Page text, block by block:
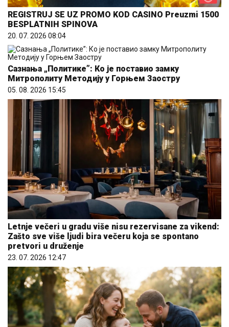
REGISTRUJ SE UZ PROMO KOD CASINO Preuzmi 1500
BESPLATNIH SPINOVA
20. 07. 2026 08:04
Сазнања „Политике”: Ко је поставио замку
Митрополиту Методију у Горњем Заостру
05. 08. 2026 15:45
Letnje večeri u gradu više nisu rezervisane za vikend:
Zašto sve više ljudi bira večeru koja se spontano
pretvori u druženje
23. 07. 2026 12:47